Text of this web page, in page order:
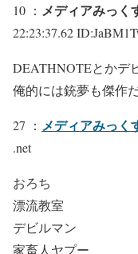
10 ： メディアみっ
22:23:37.62
DEATHNOTEとかデ
俺的には銃夢も傑作
27 ： メディアみっ
.net
おろち
漂流教室
デビルマン
家畜人ヤプー